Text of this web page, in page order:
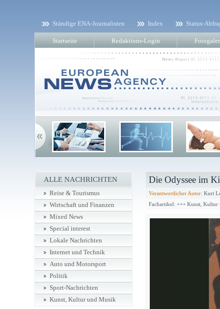
Ständige ENA-Journalisten Index Status-
Startseite Redaktions-Login
Die Odyssee im
Verantwortlicher Autor: Kurt
Fachartikel: +++ Kunst, Kultur
ALLE NACHRICHTEN
Reise & Tourismus
Wirtschaft und Finanzen
Mixed News
Special interest
Lokale Nachrichten
Internet und Technik
Auto und Motorsport
Politik
Sport-Nachrichten
Kunst, Kultur und Musik